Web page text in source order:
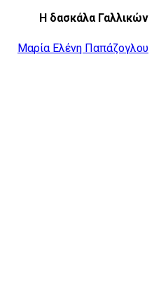
Η δασκάλα Γαλλικών
Μαρία Ελένη Παπάζογλου